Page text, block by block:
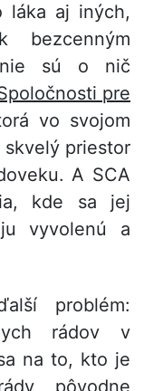
láka aj iných,
nie sú o nič
pre
vo svojom
priestor
A SCA
kde sa jej
vyvolenú a
problém:
rádov v
na to, kto je
pôvodne